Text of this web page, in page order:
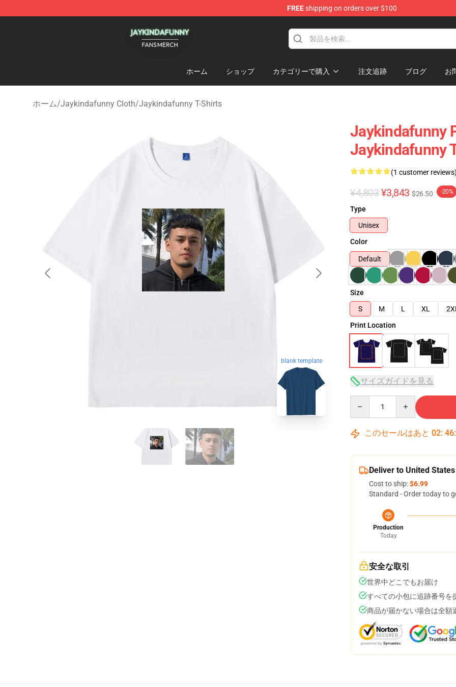
FREEshipping on orders over $100
ホーム ショップ カテゴリーで購入 注文追跡 ブログ お
ホーム/Jaykindafunny Cloth/Jaykindafunny T-Shirts
blank template
Jaykindafunny
Jaykindafunny
(1 customer reviews)
¥4,803 ¥3,843 $26.50 -20%
Type
Unisex
Color
Default
Size
S
M L XL 2XL
Print Location
サイズガイドを見る
このセールはあと 02: 46:
Deliver to United States
Cost to ship:$6.99
Standard - Order today to
Production
Today
安全な取引
世界中どこでもお届け
すべての小包に追跡番号を
商品が届かない場合は全額